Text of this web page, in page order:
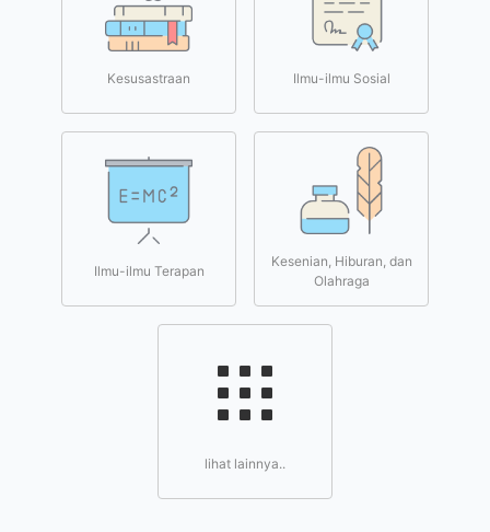
Kesusastraan Ilmu-ilmu Sosial
Ilmu-ilmu Terapan
Kesenian, Hiburan, dan
Olahraga
lihat lainnya..